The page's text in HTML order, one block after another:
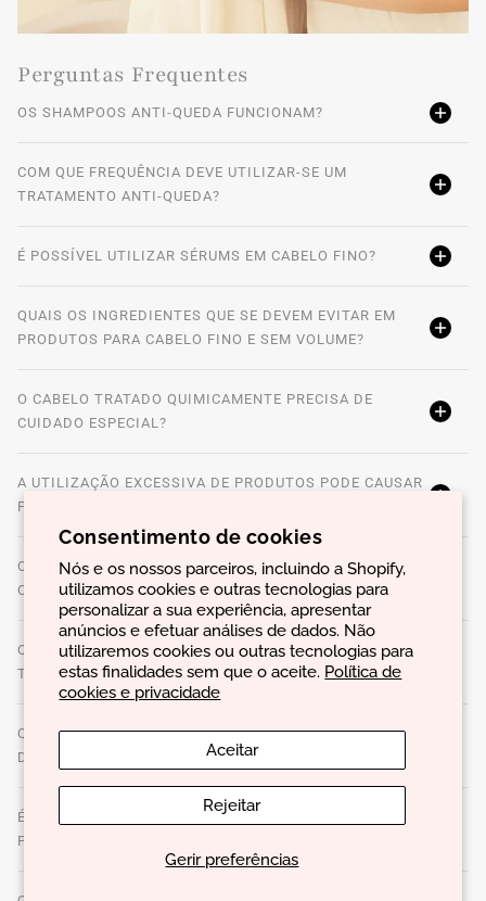
Consentimento de cookies
Nós e os nossos parceiros, incluindo a Shopify,
utilizamos cookies e outras tecnologias para
personalizar a sua experiência, apresentar
anúncios e efetuar análises de dados. Não
utilizaremos cookies ou outras tecnologias para
estas finalidades sem que o aceite. Política de
cookies e privacidade
Gerir preferências
Aceitar
Rejeitar
Perguntas Frequentes
OS SHAMPOOS ANTI-QUEDA FUNCIONAM?
COM QUE FREQUÊNCIA DEVE UTILIZAR-SE UM
TRATAMENTO ANTI-QUEDA?
É POSSÍVEL UTILIZAR SÉRUMS EM CABELO FINO?
QUAIS OS INGREDIENTES QUE SE DEVEM EVITAR EM
PRODUTOS PARA CABELO FINO E SEM VOLUME?
O CABELO TRATADO QUIMICAMENTE PRECISA DE
CUIDADO ESPECIAL?
A UTILIZAÇÃO EXCESSIVA DE PRODUTOS PODE CAUSAR
PROBLEMAS?
O QUE SÃO PRODUTOS DE STYLING E COMO ESCOLHER
OS MELHORES?
QUAL É A MELHOR FORMA DE APLICAR PRODUTOS DE
TRATAMENTO PARA MAXIMIZAR OS RESULTADOS?
QUAIS SÃO OS SINAIS DE QUE O CABELO ESTÁ
DANIFICADO?
É POSSÍVEL UTILIZAR A MESMA ROTINA DE CUIDADOS
PARA TODO O TIPO DE CABELO?